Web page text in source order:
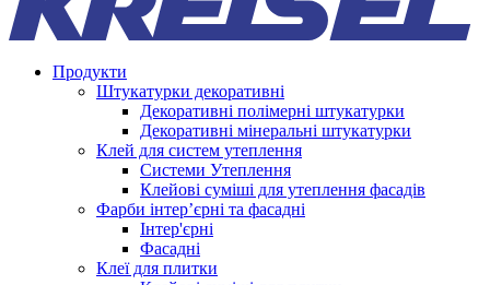
Продукти
Штукатурки декоративні
Декоративні полімерні штукатурки
Декоративні мінеральні штукатурки
Клей для систем утеплення
Системи Утеплення
Клейові суміші для утеплення фасадів
Фарби інтер’єрні та фасадні
Інтер'єрні
Фасадні
Клеї для плитки